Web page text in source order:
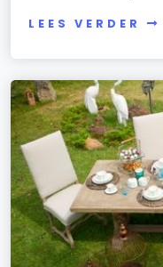
LEES VERDER